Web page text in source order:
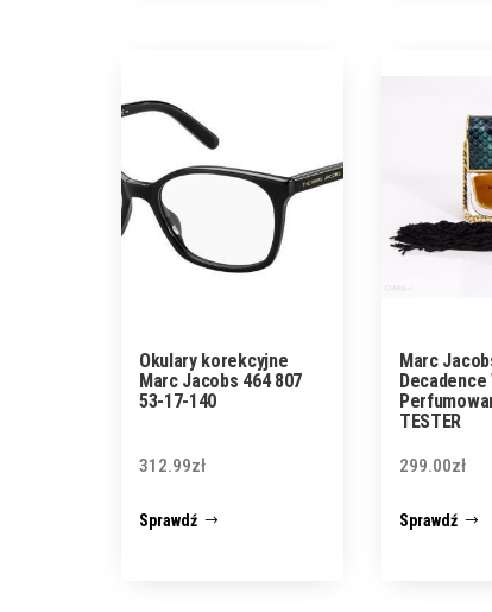
Okulary korekcyjne
Marc Jacobs 464 807
53-17-140
312.99zł
Sprawdź
Marc
Decadence
TESTER
299.00zł
Sprawdź